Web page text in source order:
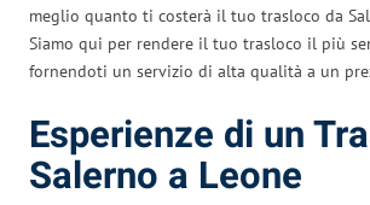
meglio quanto ti costerà il tuo trasloco da
Siamo qui per rendere il tuo trasloco il più
fornendoti un servizio di alta qualità a un
Esperienze di un
Salerno a Leone